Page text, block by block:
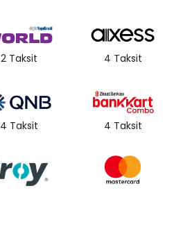
2 Taksit 4 Taksit
4 Taksit 4 Taksit